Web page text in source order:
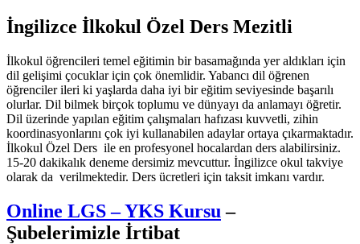
İngilizce İlkokul Özel Ders Mezitli
İlkokul öğrencileri temel eğitimin bir basamağında yer aldıkları için
dil gelişimi çocuklar için çok önemlidir. Yabancı dil öğrenen
öğrenciler ileri ki yaşlarda daha iyi bir eğitim seviyesinde başarılı
olurlar. Dil bilmek birçok toplumu ve dünyayı da anlamayı öğretir.
Dil üzerinde yapılan eğitim çalışmaları hafızası kuvvetli, zihin
koordinasyonlarını çok iyi kullanabilen adaylar ortaya çıkarmaktadır.
İlkokul Özel Ders ile en profesyonel hocalardan ders alabilirsiniz.
15-20 dakikalık deneme dersimiz mevcuttur. İngilizce okul takviye
olarak da verilmektedir. Ders ücretleri için taksit imkanı vardır.
Online LGS – YKS Kursu –
Şubelerimizle İrtibat